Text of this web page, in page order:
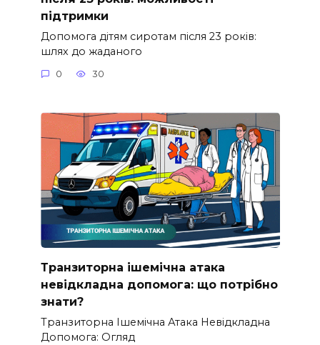
підтримки
Допомога дітям сиротам після 23 років:
шлях до жаданого
0 30
Транзиторна ішемічна атака
невідкладна допомога: що потрібно
знати?
Транзиторна Ішемічна Атака Невідкладна
Допомога: Огляд